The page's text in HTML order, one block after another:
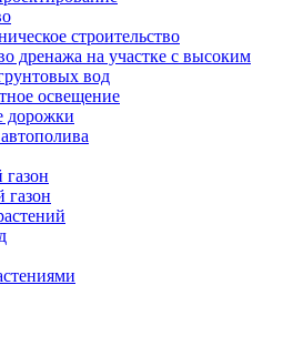
строительство
дренажа на участке с высоким
вод
освещение
газон